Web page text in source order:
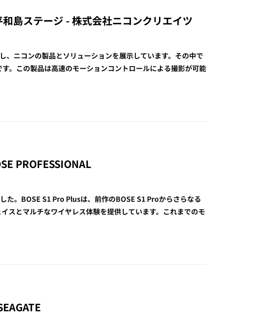
島ステージ - 株式会社ニコンクリエイツ
ニコンの製品とソリューションを展示しています。その中で
。この製品は高速のモーションコントロールによる撮影が可能
PROFESSIONAL
た。BOSE S1 Pro Plusは、前作のBOSE S1 Proからさらなる
スとマルチなワイヤレス体験を提供しています。これまでのモ